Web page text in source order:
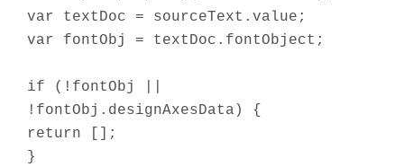
var textDoc = sourceText.value;
var fontObj = textDoc.fontObject;
if (!fontObj ||
!fontObj.designAxesData) {
return [];
}